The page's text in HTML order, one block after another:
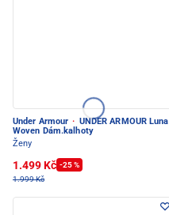
Under Armour · UNDER ARMOUR Luna
Woven Dám.kalhoty
Ženy
1.499 Kč -25 %
1.999 Kč